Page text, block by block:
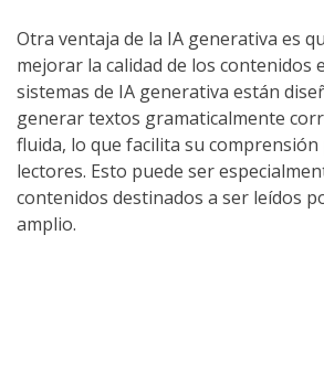
Otra ventaja de la IA generativa es
mejorar la calidad de los contenidos
sistemas de IA generativa están
generar textos gramaticalmente
fluida, lo que facilita su
lectores. Esto puede ser
contenidos destinados a ser leídos
amplio.